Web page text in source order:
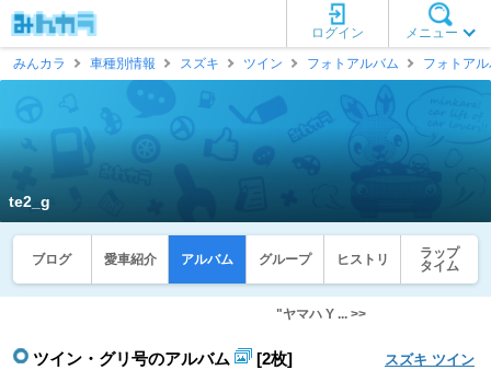
メニュー
ログイン
みんカラ
車種別情報 スズキ ツイン フォトアルバム フォトア
te2_g
ブログ 愛車紹介 アルバム グループ ヒストリ
ラップ
タイム
"ヤマハ Y ... >>
ツイン・グリ号のアルバム [2枚] スズキ ツイン